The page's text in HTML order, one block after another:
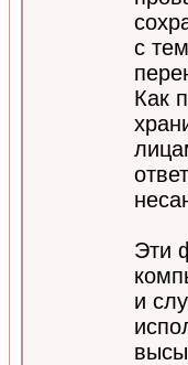
с
Как
Эти
и